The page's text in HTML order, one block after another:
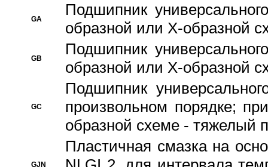
GA
Подшипник
образной или Х-образной
GB
Подшипник
образной или Х-образной
GC
Подшипник
произвольном порядке;
образной схеме - тяжелый
GJN
Пластичная смазка на